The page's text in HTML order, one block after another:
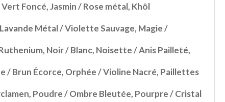
Foncé,Jasmin / Rose métal, Khôl
Lavande Métal / Violette Sauvage, Magie /
, Noir / Blanc, Noisette / Anis Pailleté,
/ Brun Écorce, Orphée / Violine Nacré, Paillettes
, Poudre / Ombre Bleutée, Pourpre / Cristal